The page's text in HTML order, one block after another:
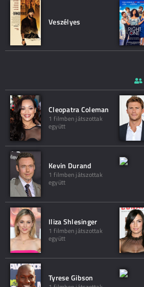
Veszélyes
Cleopatra Coleman
1 filmben játszottak
együtt
Kevin Durand
1 filmben játszottak
együtt
Iliza Shlesinger
1 filmben játszottak
együtt
Tyrese Gibson